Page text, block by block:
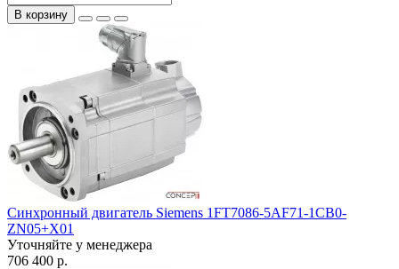
В корзину
Синхронный двигатель Siemens 1FT7086-5AF71-1CB0-
ZN05+X01
Уточняйте у менеджера
706 400 р.